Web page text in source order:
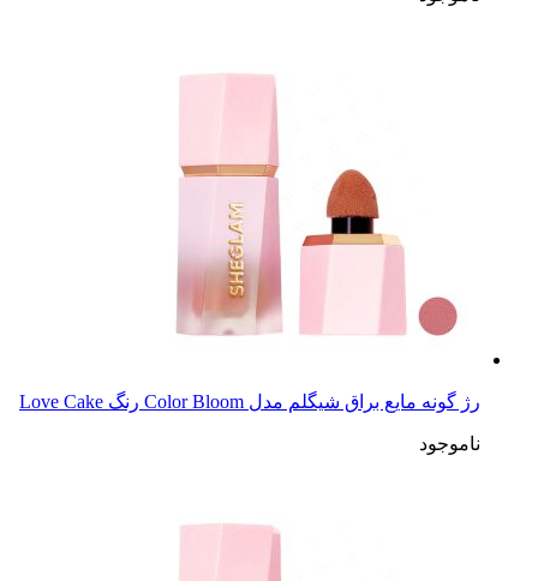
رژ گونه مایع براق شیگلم مدل Color Bloom رنگ Love Cake
ناموجود